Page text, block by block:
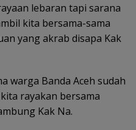
lebaran tapi sarana
kita bersama-sama
yang akrab disapa Kak
warga Banda Aceh sudah
rayakan bersama
Kak Na.